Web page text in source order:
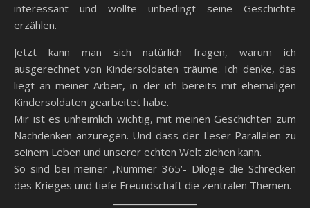
interessant und wollte unbedingt seine Geschichte
erzählen.
Jetzt kann man sich natürlich fragen, warum ich
ausgerechnet von Kindersoldaten träume. Ich denke, das
liegt an meiner Arbeit, in der ich bereits mit ehemaligen
Kindersoldaten gearbeitet habe.
Mir ist es unheimlich wichtig, mit meinen Geschichten zum
Nachdenken anzuregen. Und dass der Leser Parallelen zu
seinem Leben und unserer echten Welt ziehen kann.
So sind bei meiner ‚Nummer 365‘- Dilogie die Schrecken
des Krieges und tiefe Freundschaft die zentralen Themen.